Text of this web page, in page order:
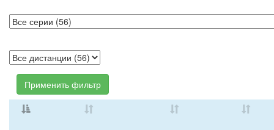
Применить фильтр